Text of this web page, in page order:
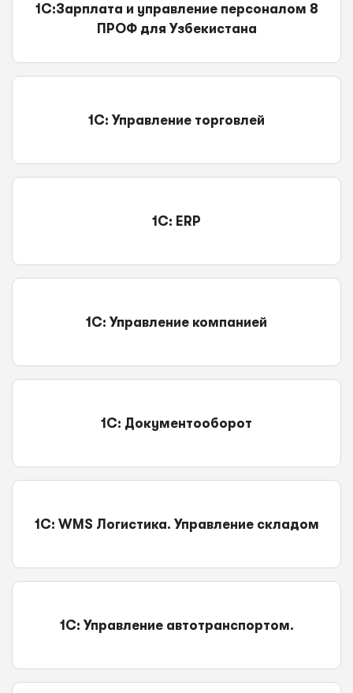
1С:Зарплата и управление персоналом 8
ПРОФ для Узбекистана
1С: Управление торговлей
1C: ERP
1С: Управление компанией
1С: Документооборот
1С: WMS Логистика. Управление складом
1С: Управление автотранспортом.